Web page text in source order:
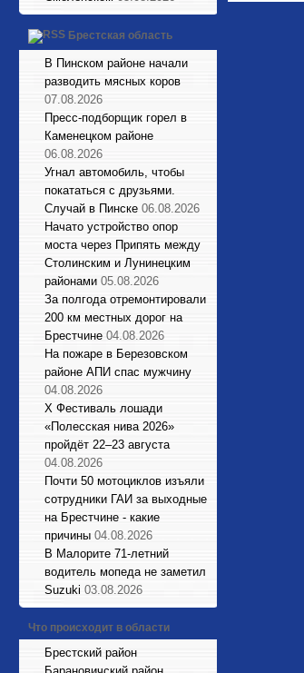
Брестская область
В Пинском районе начали
разводить мясных коров
07.08.2026
Пресс-подборщик горел в
Каменецком районе
06.08.2026
Угнал автомобиль, чтобы
покататься с друзьями.
Случай в Пинске 06.08.2026
Начато устройство опор
моста через Припять между
Столинским и Лунинецким
районами 05.08.2026
За полгода отремонтировали
200 км местных дорог на
Брестчине 04.08.2026
На пожаре в Березовском
районе АПИ спас мужчину
04.08.2026
X Фестиваль лошади
«Полесская нива 2026»
пройдёт 22–23 августа
04.08.2026
Почти 50 мотоциклов изъяли
сотрудники ГАИ за выходные
на Брестчине - какие
причины 04.08.2026
В Малорите 71-летний
водитель мопеда не заметил
Suzuki 03.08.2026
Что происходит в области
Брестский район